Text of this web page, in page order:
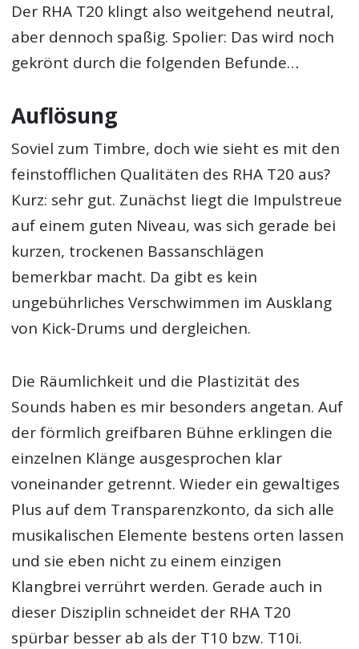
Der RHA T20 klingt also weitgehend neutral,
aber dennoch spaßig. Spolier: Das wird noch
gekrönt durch die folgenden Befunde…
Auflösung
Soviel zum Timbre, doch wie sieht es mit den
feinstofflichen Qualitäten des RHA T20 aus?
Kurz: sehr gut. Zunächst liegt die Impulstreue
auf einem guten Niveau, was sich gerade bei
kurzen, trockenen Bassanschlägen
bemerkbar macht. Da gibt es kein
ungebührliches Verschwimmen im Ausklang
von Kick-Drums und dergleichen.
Die Räumlichkeit und die Plastizität des
Sounds haben es mir besonders angetan. Auf
der förmlich greifbaren Bühne erklingen die
einzelnen Klänge ausgesprochen klar
voneinander getrennt. Wieder ein gewaltiges
Plus auf dem Transparenzkonto, da sich alle
musikalischen Elemente bestens orten lassen
und sie eben nicht zu einem einzigen
Klangbrei verrührt werden. Gerade auch in
dieser Disziplin schneidet der RHA T20
spürbar besser ab als der T10 bzw. T10i.